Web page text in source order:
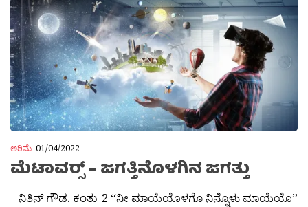
ಅರಿಮೆ 01/04/2022
ಮೆಟಾವರ್ಸ್‍‍ – ಜಗತ್ತಿನೊಳಗಿನ ಜಗತ್ತು
– ನಿತಿನ್ ಗೌಡ. ಕಂತು-2 “ನೀ ಮಾಯೆಯೊಳಗೊ ನಿನ್ನೊಳು ಮಾಯೆಯೊ”